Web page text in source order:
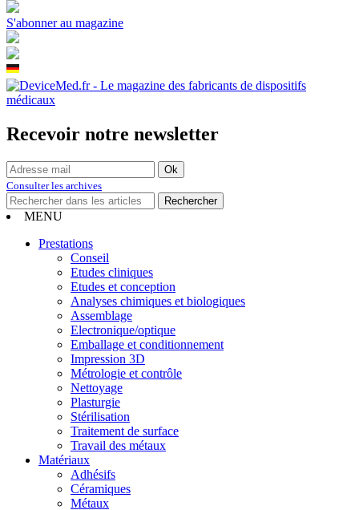
S'abonner au magazine
Recevoir notre newsletter
Consulter les archives
MENU
Prestations
Conseil
Etudes cliniques
Etudes et conception
Analyses chimiques et biologiques
Assemblage
Electronique/optique
Emballage et conditionnement
Impression 3D
Métrologie et contrôle
Nettoyage
Plasturgie
Stérilisation
Traitement de surface
Travail des métaux
Matériaux
Adhésifs
Céramiques
Métaux